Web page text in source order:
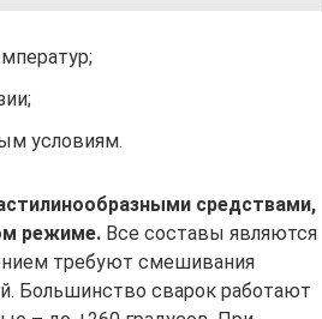
условиям.
средствами,
режиме.Все составы являются
требуют смешивания
Большинство сварок работают